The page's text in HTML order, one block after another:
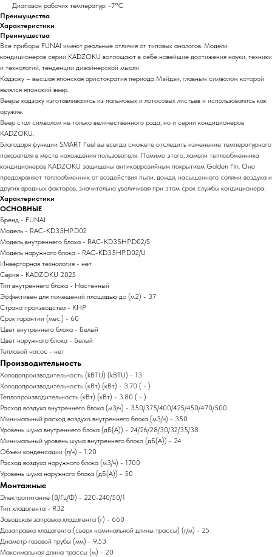
Диапазон рабочих температур: -7°С
Преимущества
Характеристики
Преимущества
Все приборы FUNAI имеют реальные отличия от типовых аналогов. Модели
кондиционеров серии KADZOKU воплощают в себе новейшие достижения науки, техники
и технологий, тенденции дизайнерской мысли.
Кадзоку – высшая японская аристократия периода Мэйдзи, главным символом которой
являлся японский веер.
Вееры кадзоку изготавливались из пальмовых и лотосовых листьев и использовались как
оружие.
Веер стал символом не только величественного рода, но и серии кондиционеров
KADZOKU.
Благодаря функции SMART Feel вы всегда сможете отследить изменение температурного
показателя в месте нахождения пользователя. Помимо этого, ламели теплообменника
кондиционеров KADZOKU защищены антикоррозийным покрытием Golden Fin. Оно
предохраняет теплообменник от воздействия пыли, дождя, насыщенного солями воздуха и
других вредных факторов, значительно увеличивая при этом срок службы кондиционера.
Характеристики
ОСНОВНЫЕ
Бренд - FUNAI
Модель - RAC-KD35HP.D02
Модель внутреннего блока - RAC-KD35HP.D02/S
Модель наружного блока - RAC-KD35HP.D02/U
Инверторная технология - нет
Серия - KADZOKU 2025
Тип внутреннего блока - Настенный
Эффективен для помещений площадью до (м2) - 37
Страна производства - КНР
Срок гарантии (мес.) - 60
Цвет внутреннего блока - Белый
Цвет наружного блока - Белый
Тепловой насос - нет
Производительность
Холодопроизводительность (kBTU) (kBTU) - 13
Холодопроизводительность (кВт) (кВт) - 3.70 ( - )
Теплопроизводительность (кВт) (кВт) - 3.80 ( - )
Расход воздуха внутреннего блока (м3/ч) - 350/375/400/425/450/470/500
Минимальный расход воздуха внутреннего блока (м3/ч) - 350
Уровень шума внутреннего блока (дБ(А)) - 24/26/28/30/32/35/38
Минимальный уровень шума внутреннего блока (дБ(А)) - 24
Объем конденсации (л/ч) - 1.20
Расход воздуха наружного блока (м3/ч) - 1700
Уровень шума наружного блока (дБ(А)) - 50
Монтажные
Электропитание (В/Гц/Ф) - 220-240/50/1
Тип хладагента - R32
Заводская заправка хладагента (г) - 660
Дозаправка хладагента (сверх номинальной длины трассы) (г/м) - 25
Диаметр газовой трубы (мм) - 9.53
Максимальная длина трассы (м) - 20